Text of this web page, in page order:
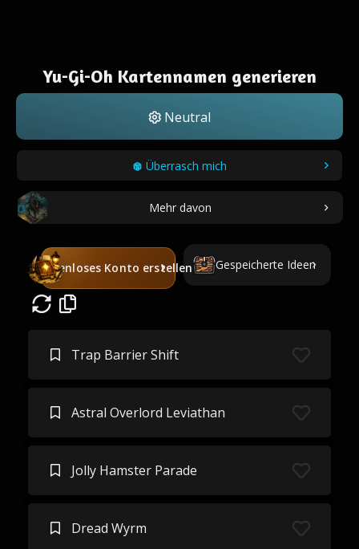
Yu-Gi-Oh Kartennamen generieren
Neutral
Überrasch mich
Mehr davon
Kostenloses Konto erstellen Gespeicherte Ideen
Trap Barrier Shift
Astral Overlord Leviathan
Jolly Hamster Parade
Dread Wyrm